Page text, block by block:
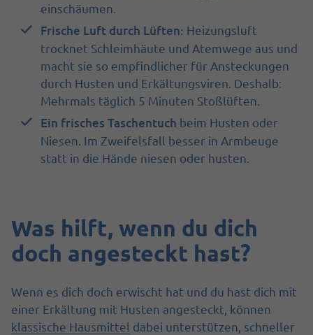
einschäumen.
Frische Luft durch Lüften: Heizungsluft
trocknet Schleimhäute und Atemwege aus und
macht sie so empfindlicher für Ansteckungen
durch Husten und Erkältungsviren. Deshalb:
Mehrmals täglich 5 Minuten Stoßlüften.
Ein frisches Taschentuch beim Husten oder
Niesen. Im Zweifelsfall besser in Armbeuge
statt in die Hände niesen oder husten.
Was hilft, wenn du dich
doch angesteckt hast?
Wenn es dich doch erwischt hat und du hast dich mit
einer Erkältung mit Husten angesteckt, können
klassische Hausmittel dabei unterstützen, schneller